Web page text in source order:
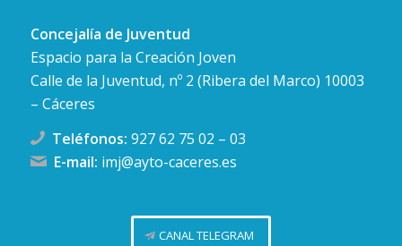
Concejalía de Juventud
Espacio para la Creación Joven
Calle de la Juventud, nº 2 (Ribera del Marco) 10003
– Cáceres
Teléfonos: 927 62 75 02 – 03
E-mail: imj@ayto-caceres.es
CANAL TELEGRAM